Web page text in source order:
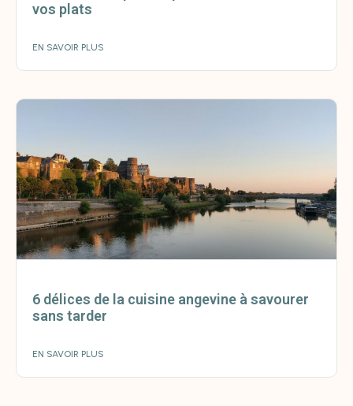
vos plats
EN SAVOIR PLUS
6 délices de la cuisine angevine à savourer
sans tarder
EN SAVOIR PLUS